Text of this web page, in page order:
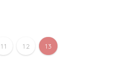
11 12 13